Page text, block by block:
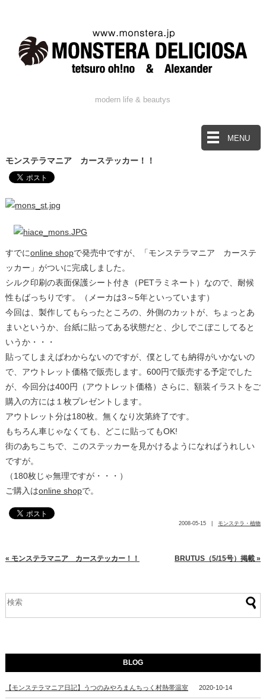
modern life & beautys
MENU
モンステラマニア カーステッカー！！
すでにonline shopで発売中ですが、「モンステラマニア カーステ
ッカー」がついに完成しました。
シルク印刷の表面保護シート付き（PETラミネート）なので、耐候
性もばっちりです。（メーカは3～5年といっています）
今回は、製作してもらったところの、外側のカットが、ちょっとあ
まいというか、台紙に貼ってある状態だと、少しでこぼこしてると
いうか・・・
貼ってしまえばわからないのですが、僕としても納得がいかないの
で、アウトレット価格で販売します。600円で販売する予定でした
が、今回分は400円（アウトレット価格）さらに、額装イラストをご
購入の方には１枚プレゼントします。
アウトレット分は180枚。無くなり次第終了です。
もちろん車じゃなくても、どこに貼ってもOK!
街のあちこちで、このステッカーを見かけるようになればうれしい
ですが。
（180枚じゃ無理ですが・・・）
ご購入はonline shopで。
2008-05-15 | モンステラ・植物
« モンステラマニア カーステッカー！！ BRUTUS（5/15号）掲載 »
BLOG
【モンステラマニア日記】うつのみやろまんちっく村熱帯温室 2020-10-14